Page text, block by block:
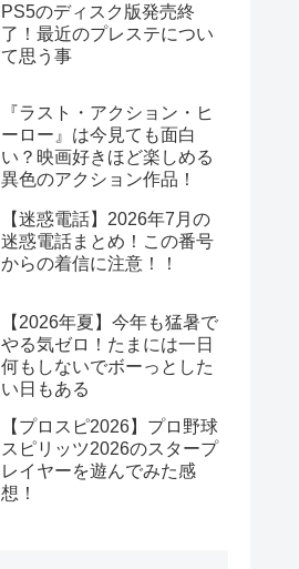
PS5のディスク版発売終
了！最近のプレステについ
て思う事
『ラスト・アクション・ヒ
ーロー』は今見ても面白
い？映画好きほど楽しめる
異色のアクション作品！
【迷惑電話】2026年7月の
迷惑電話まとめ！この番号
からの着信に注意！！
【2026年夏】今年も猛暑で
やる気ゼロ！たまには一日
何もしないでボーっとした
い日もある
【プロスピ2026】プロ野球
スピリッツ2026のスタープ
レイヤーを遊んでみた感
想！